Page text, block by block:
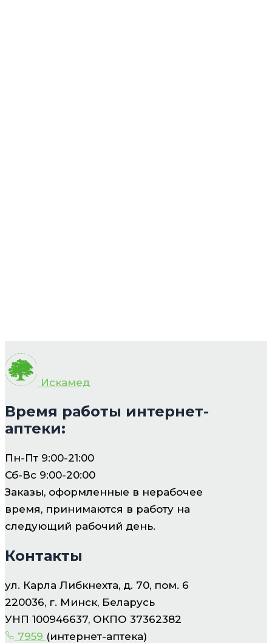
Искамед
Время работы интернет-
аптеки:
Пн-Пт 9:00-21:00
Сб-Вс 9:00-20:00
Заказы, оформленные в нерабочее
время, принимаются в работу на
следующий рабочий день.
Контакты
ул. Карла Либкнехта, д. 70, пом. 6
220036, г. Минск, Беларусь
УНП 100946637, ОКПО 37362382
7959 (интернет-аптека)